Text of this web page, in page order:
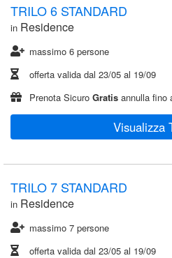
TRILO 6 STANDARD
in Residence
massimo 6 persone
offerta valida dal 23/05 al 19/09
Prenota Sicuro Gratis annulla fino
Visualizza
TRILO 7 STANDARD
in Residence
massimo 7 persone
offerta valida dal 23/05 al 19/09